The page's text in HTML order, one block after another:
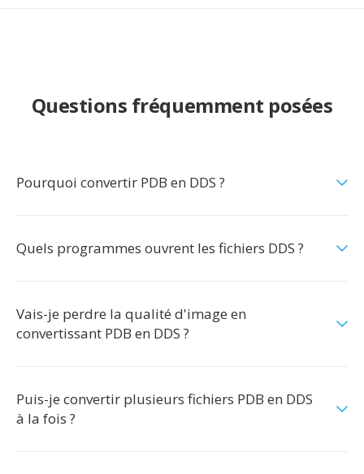
Questions fréquemment posées
Pourquoi convertir PDB en DDS ?
Quels programmes ouvrent les fichiers DDS ?
Vais-je perdre la qualité d'image en
convertissant PDB en DDS ?
Puis-je convertir plusieurs fichiers PDB en DDS
à la fois ?